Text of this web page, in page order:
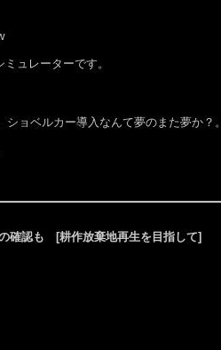
ュレーターです。
ョベルカー導入なんて夢のまた夢か？。
認も [耕作放棄地再生を目指して]